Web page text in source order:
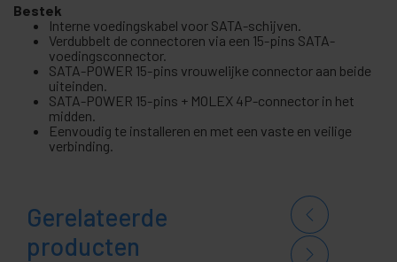
Bestek
Interne voedingskabel voor SATA-schijven.
Verdubbelt de connectoren via een 15-pins SATA-
voedingsconnector.
SATA-POWER 15-pins vrouwelijke connector aan beide
uiteinden.
SATA-POWER 15-pins + MOLEX 4P-connector in het
midden.
Eenvoudig te installeren en met een vaste en veilige
verbinding.
Gerelateerde
producten